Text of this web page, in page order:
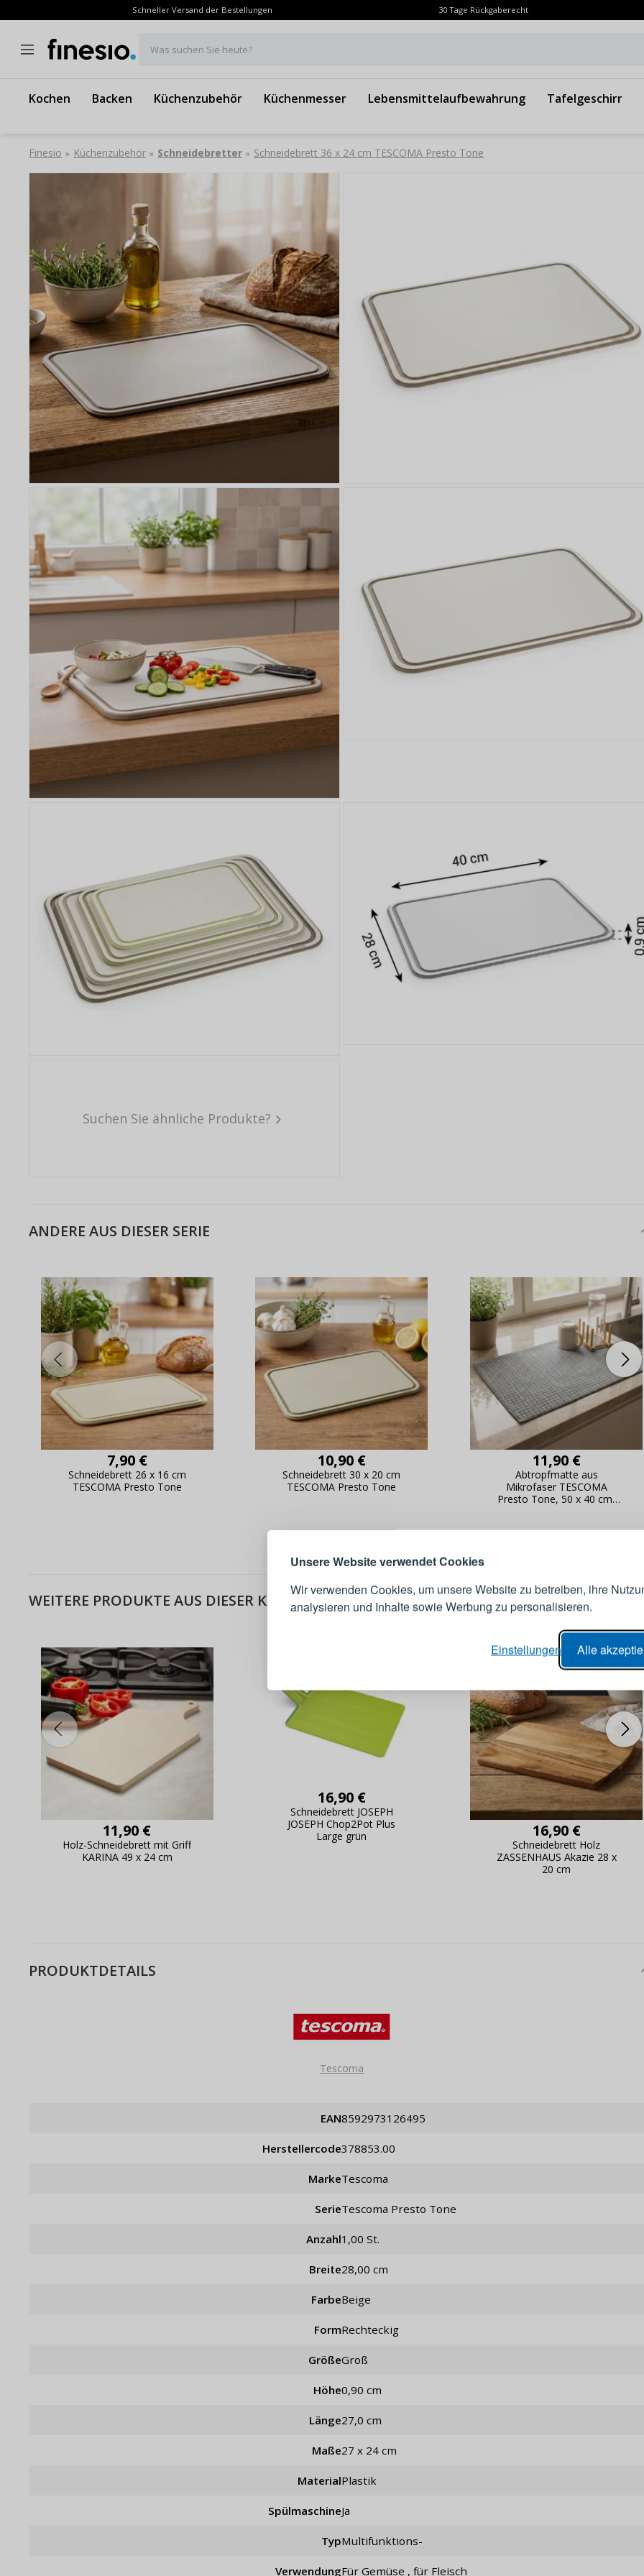
Unsere Website verwendet Cookies
Wir verwenden Cookies, um unsere Website zu betreiben, ihre
analysieren und Inhalte sowie Werbung zu personalisieren.
Alle
Einstellungen
Schneller Versand der Bestellungen 30 Tage Rückgaberecht
Was suchen Sie heute?
Kochen Backen Küchenzubehör Küchenmesser Lebensmittelaufbewahrung Tafelgeschirr
Finesio » Küchenzubehör » Schneidebretter » Schneidebrett 36 x 24 cm TESCOMA Presto Tone
Suchen Sie ähnliche Produkte?
ANDERE AUS DIESER SERIE
7,90 €
Schneidebrett 26 x 16 cm
TESCOMA Presto Tone
10,90 €
Schneidebrett 30 x 20 cm
TESCOMA Presto Tone
11,90 €
Abtropfmatte aus
Mikrofaser TESCOMA
Presto Tone, 50 x 40 cm,
WEITERE PRODUKTE AUS DIESER KATEGORIE
11,90 €
Holz-Schneidebrett mit Griff
KARINA 49 x 24 cm
16,90 €
Schneidebrett JOSEPH
JOSEPH Chop2Pot Plus
Large grün
16,90 €
Schneidebrett Holz
ZASSENHAUS Akazie 28 x
20 cm
PRODUKTDETAILS
Tescoma
EAN 8592973126495
Herstellercode 378853.00
Marke Tescoma
Serie Tescoma Presto Tone
Anzahl 1,00 St.
Breite 28,00 cm
Farbe Beige
Form rechteckig
Größe groß
Höhe 0,90 cm
Länge 27,0 cm
Maße 27 x 24 cm
Material Plastik
Spülmaschine Ja
Typ Multifunktions-
Verwendung für Gemüse , für Fleisch
Warum es sich lohnt, ein Konto zu
Live-Überblick über Änderungen an der
Bestellung,
ANMELDEN
E-Mail-Adresse
Passwort